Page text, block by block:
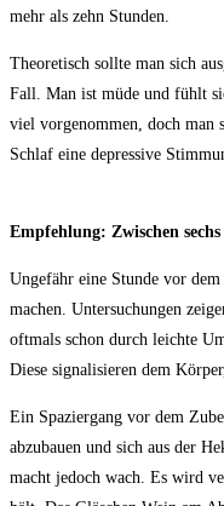
mehr als zehn Stunden.
Theo­re­tisch soll­te man sich
Fall. Man ist müde und fühlt
viel vor­ge­nom­men, doch man
Schlaf eine depres­si­ve
Emp­feh­lung: Zwi­schen
Unge­fähr eine Stun­de vor
machen. Unter­su­chun­gen
oft­mals schon durch leich­te
Die­se signa­li­sie­ren dem
Ein Spa­zier­gang vor dem
abzu­bau­en und sich aus der
macht jedoch wach. Es wird